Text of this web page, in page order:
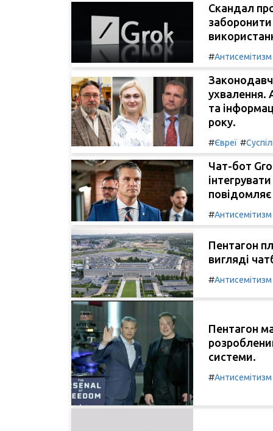
Скандал
#Антисемітизм
ухвалення.
та
року.
#Євреї #
Чат-бот
повідомляє
#Антисемітизм
Пентагон
вигляді
#Антисемітизм
Пентагон
системи.
#Антисемітизм